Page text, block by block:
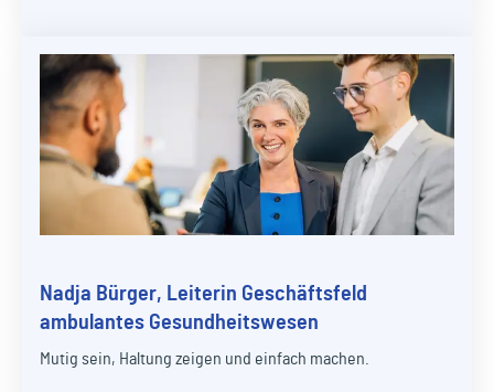
Nadja Bürger, Leiterin Geschäftsfeld
ambulantes Gesundheitswesen
Mutig sein, Haltung zeigen und einfach machen.